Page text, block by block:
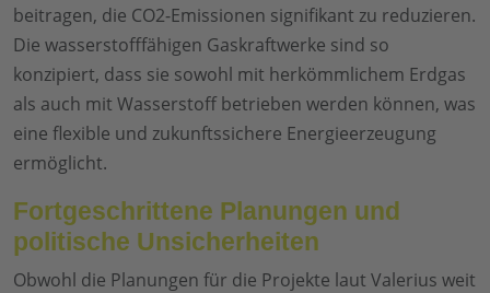
beitragen, die CO2-Emissionen signifikant zu reduzieren.
Die wasserstofffähigen Gaskraftwerke sind so
konzipiert, dass sie sowohl mit herkömmlichem Erdgas
als auch mit Wasserstoff betrieben werden können, was
eine flexible und zukunftssichere Energieerzeugung
ermöglicht.
Fortgeschrittene Planungen und
politische Unsicherheiten
Obwohl die Planungen für die Projekte laut Valerius weit